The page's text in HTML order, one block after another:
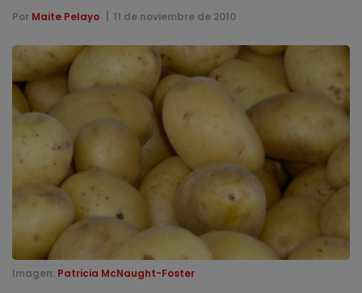
Por Maite Pelayo 11 de noviembre de 2010
Imagen: Patricia McNaught-Foster